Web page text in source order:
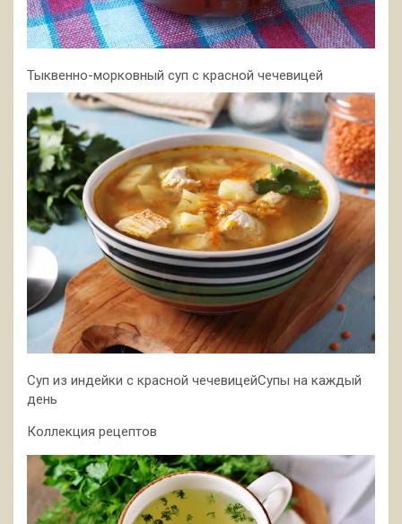
Тыквенно-морковный суп с красной чечевицей
Суп из индейки с красной чечевицейСупы на каждый
день
Коллекция рецептов